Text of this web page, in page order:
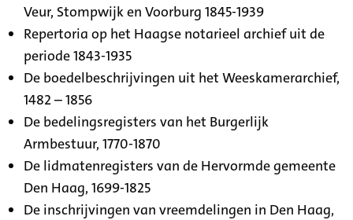
Veur, Stompwijk en Voorburg 1845-1939
Repertoria op het Haagse notarieel archief uit de
periode 1843-1935
De boedelbeschrijvingen uit het Weeskamerarchief,
1482 – 1856
De bedelingsregisters van het Burgerlijk
Armbestuur, 1770-1870
De lidmatenregisters van de Hervormde gemeente
Den Haag, 1699-1825
De inschrijvingen van vreemdelingen in Den Haag,